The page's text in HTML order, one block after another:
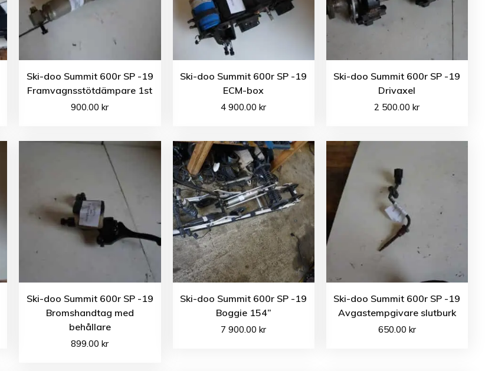
Ski-doo Summit 600r SP -19
Framvagnsstötdämpare 1st
900.00kr
Ski-doo Summit 600r SP -19
ECM-box
4 900.00kr
Ski-doo Summit 600r SP -19
Drivaxel
2 500.00kr
Ski-doo Summit 600r SP -19
Bromshandtag med
behållare
899.00kr
Ski-doo Summit 600r SP -19
Boggie 154”
7 900.00kr
Ski-doo Summit 600r SP -19
Avgastempgivare slutburk
650.00 kr